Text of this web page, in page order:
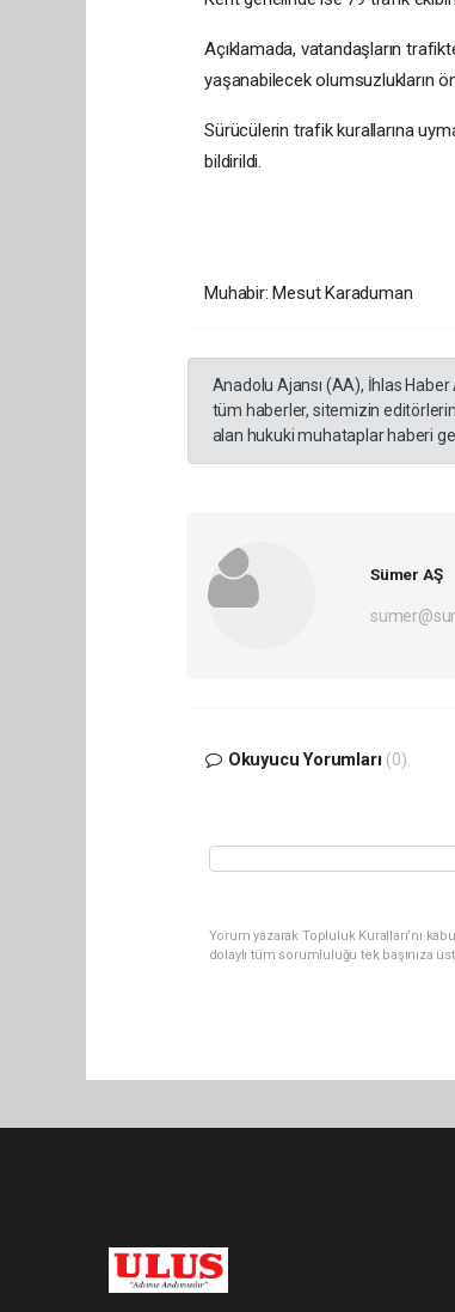
Açıklamada, vatandaşların
yaşanabilecek olumsuzlukların
Sürücülerin trafik kurallarına
bildirildi.
Muhabir: Mesut Karaduman
Anadolu Ajansı (AA), İhlas
tüm haberler, sitemizin
alan hukuki muhataplar haberi
Sümer AŞ
Okuyucu Yorumları (0)
Yorum yazarak Topluluk Kuralları’nı
dolaylı tüm sorumluluğu tek başınıza